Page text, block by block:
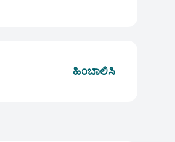
ಹಿಂಬಾಲಿಸಿ